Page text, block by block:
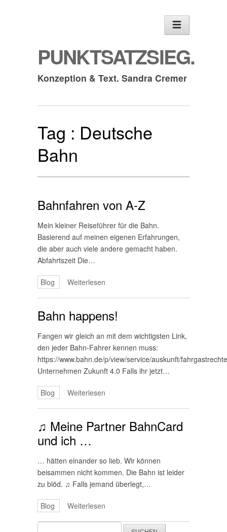
PUNKTSATZSIEG.
Konzeption & Text. Sandra Cremer
Tag : Deutsche
Bahn
Bahnfahren von A-Z
Mein kleiner Reiseführer für die Bahn.
Basierend auf meinen eigenen Erfahrungen,
die aber auch viele andere gemacht haben.
Abfahrtszeit Die…
Blog Weiterlesen
Bahn happens!
Fangen wir gleich an mit dem wichtigsten Link,
den jeder Bahn-Fahrer kennen muss:
https://www.bahn.de/p/view/service/auskunft/
Unternehmen Zukunft 4.0 Falls ihr jetzt…
Blog Weiterlesen
♫ Meine Partner BahnCard
und ich …
… hätten einander so lieb. Wir können
beisammen nicht kommen. Die Bahn ist leider
zu blöd. ♫ Falls jemand überlegt,…
Blog Weiterlesen
Suchen